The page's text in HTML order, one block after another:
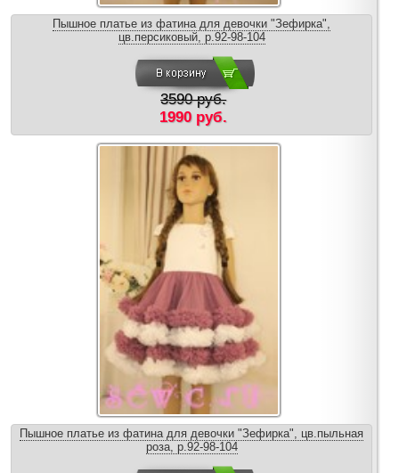
Пышное платье из фатина для девочки "Зефирка",
цв.персиковый, р.92-98-104
3590 руб.
1990 руб.
Пышное платье из фатина для девочки "Зефирка", цв.пыльная
роза, р.92-98-104